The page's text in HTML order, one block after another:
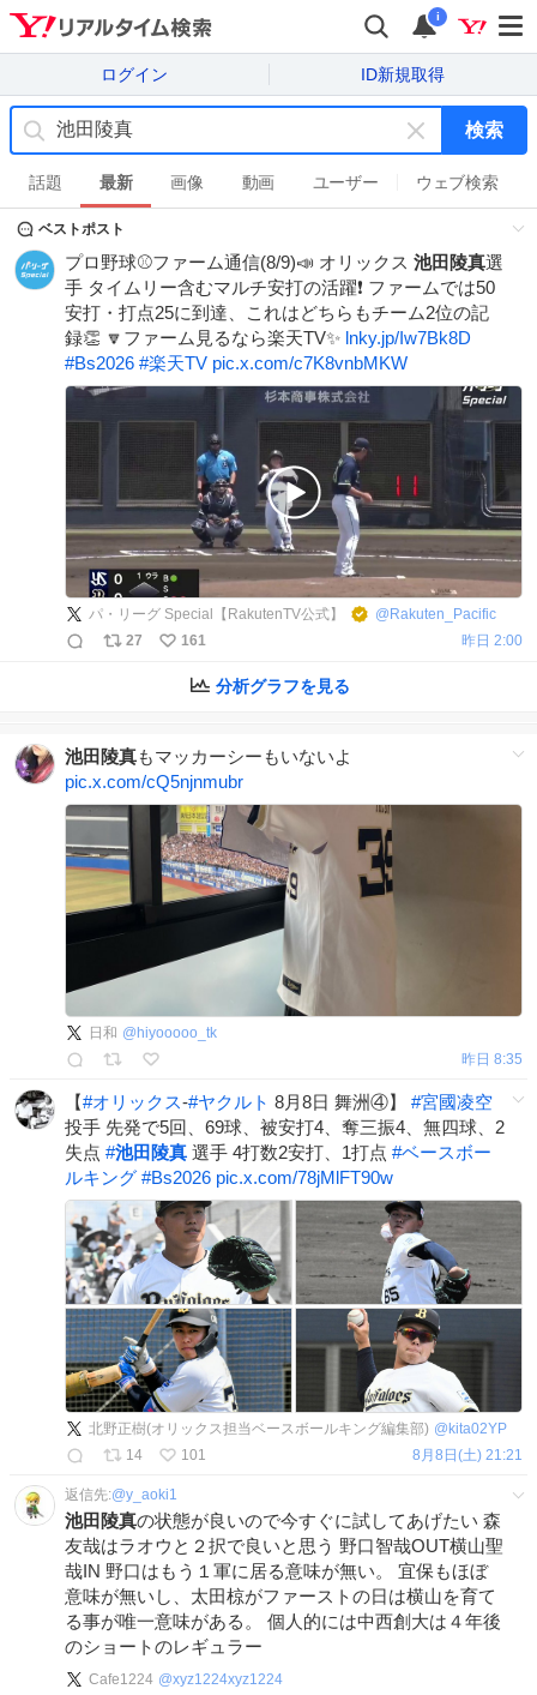
i
ログイン ID新規取得
キ
ー
ワ
ド
を
消
す
検索
話題 最新 画像 動画 ユーザー ウェブ検索
ベストポスト
プロ野球⚾ファーム通信(8/9)📣 オリックス 池田陵真選
手 タイムリー含むマルチ安打の活躍❗️ ファームでは50
安打・打点25に到達、これはどちらもチーム2位の記
録👏 🔽ファーム見るなら楽天TV✨ lnky.jp/Iw7Bk8D
#Bs2026 #楽天TV pic.x.com/c7K8vnbMKW
パ・リーグ Special【RakutenTV公式】 @ Rakuten_Pacific
27
161 昨日 2:00
分析グラフを見る
池田陵真もマッカーシーもいないよ
pic.x.com/cQ5njnmubr
日和 @ hiyooooo_tk
昨日 8:35
【#オリックス-#ヤクルト 8月8日 舞洲④】 #宮國凌空
投手 先発で5回、69球、被安打4、奪三振4、無四球、2
失点 #池田陵真 選手 4打数2安打、1打点 #ベースボー
ルキング #Bs2026 pic.x.com/78jMlFT90w
北野正樹(オリックス担当ベースボールキング編集部) @ kita02YP
14
101 8月8日(土) 21:21
返信先:@y_aoki1
池田陵真の状態が良いので今すぐに試してあげたい 森
友哉はラオウと２択で良いと思う 野口智哉OUT横山聖
哉IN 野口はもう１軍に居る意味が無い。 宜保もほぼ
意味が無いし、太田椋がファーストの日は横山を育て
る事が唯一意味がある。 個人的には中西創大は４年後
のショートのレギュラー
Cafe1224 @xyz1224xyz1224